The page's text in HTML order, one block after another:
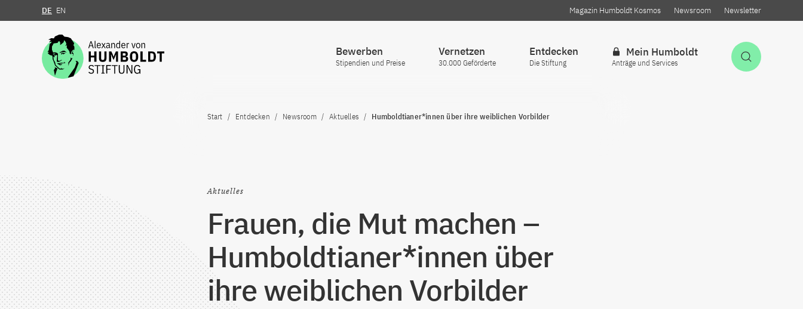
Zum Inhalt springen
DE EN Magazin Humboldt Kosmos Newsroom Newsletter
Bewerben
Stipendien und Preise
Vernetzen
30.000 Geförderte
Entdecken
Die Stiftung
Mein Humboldt
Anträge und Services
Start Entdecken Newsroom Aktuelles Humboldtianer*innen über ihre weiblichen Vorbilder
Aktuelles
Frauen, die Mut machen –
Humboldtianer*innen über
ihre weiblichen Vorbilder